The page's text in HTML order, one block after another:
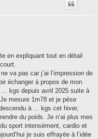
en expliquant tout en détail
va pas car j’ai l’impression de
échanger à propos de mon
kgs depuis avril 2025 suite à
mesure 1m78 et je pèse
à ... kgs cet hiver,
du poids. Je n’ai plus mes
sport intensément, cardio et
je suis effrayée à l’idée